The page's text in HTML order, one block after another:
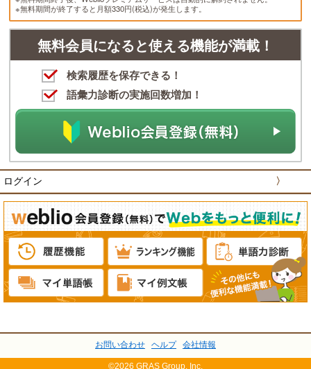
※無料期間が終了すると月額330円(税込)が発生します。
無料会員になると使える機能が満載！
検索履歴を保存できる！
語彙力診断の実施回数増加！
ログイン 〉
お問い合わせ ヘルプ 会社情報
©2026 GRAS Group, Inc.